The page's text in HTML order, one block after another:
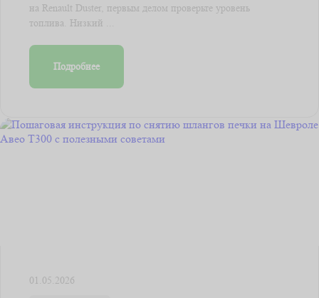
на Renault Duster, первым делом проверьте уровень
топлива. Низкий ...
Подробнее
01.05.2026